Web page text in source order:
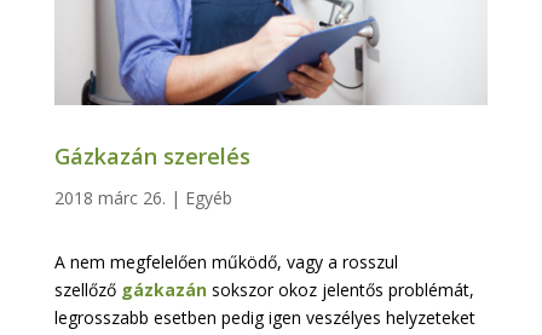
Gázkazán szerelés
2018 márc 26. | Egyéb
A nem megfelelően működő, vagy a rosszul
szellőzőgázkazánsokszor okoz jelentős problémát,
legrosszabb esetben pedig igen veszélyes helyzeteket